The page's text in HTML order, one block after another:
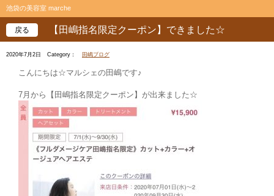
池袋の美容室 marche
【田嶋指名限定クーポン】できました☆
戻る
2020年7月2日 Category： 田嶋ブログ
こんにちは☆マルシェの田嶋です♪
7月から【田嶋指名限定クーポン】が出来ました☆